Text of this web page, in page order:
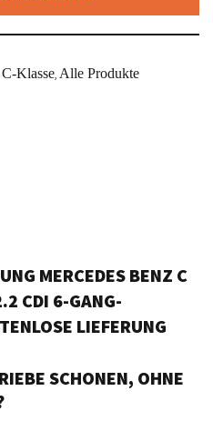
C-Klasse Alle Produkte
MERCEDES BENZ C
CDI 6-GANG-
LIEFERUNG
SCHONEN, OHNE